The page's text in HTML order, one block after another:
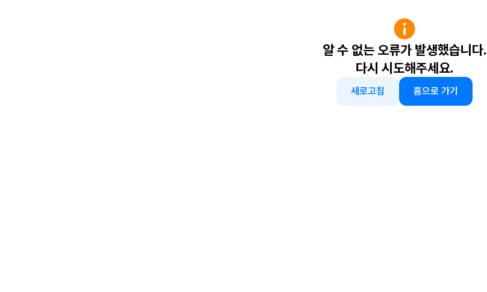
알 수 없는 오류가 발생했습니다.
다시 시도해주세요.
새로고침 홈으로 가기